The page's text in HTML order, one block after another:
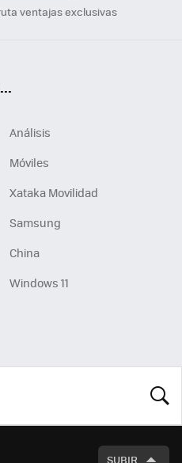
ventajas exclusivas
Análisis
Móviles
Xataka Movilidad
Samsung
China
Windows 11
SUBIR